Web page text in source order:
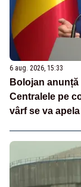
6 aug. 2026, 15:33
Bolojan
Centralele pe
vârf se va